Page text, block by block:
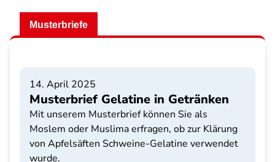
Musterbriefe
14. April 2025
Musterbrief Gelatine in Getränken
Mit unserem Musterbrief können Sie als
Moslem oder Muslima erfragen, ob zur Klärung
von Apfelsäften Schweine-Gelatine verwendet
wurde.